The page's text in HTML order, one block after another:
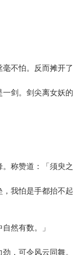
不怕。反而摊开了
剑。剑尖离女妖的
称赞道：「须臾之
我怕是手都抬不起
然有数。」
，可令风云同舞。